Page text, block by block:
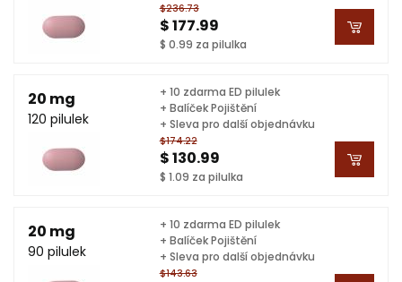
$236.73
$ 177.99
$ 0.99 za pilulka
20 mg
120 pilulek
$174.22
$ 130.99
$ 1.09 za pilulka
+ 10 zdarma ED pilulek
+ Balíček Pojištění
+ Sleva pro další objednávku
20 mg
90 pilulek
$143.63
+ 10 zdarma ED pilulek
+ Balíček Pojištění
+ Sleva pro další objednávku